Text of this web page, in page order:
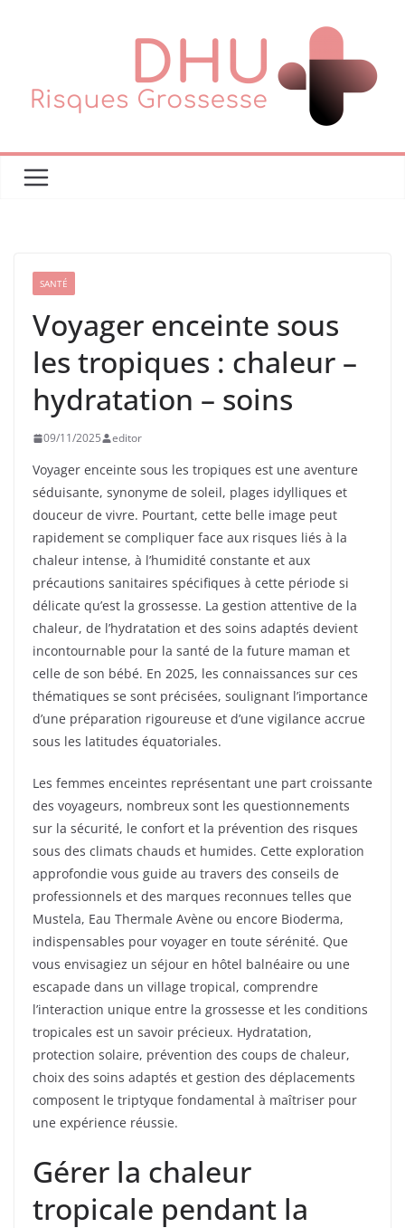
SANTÉ
Voyager enceinte sous
les tropiques : chaleur –
hydratation – soins
09/11/2025 editor
Voyager enceinte sous les tropiques est une aventure
séduisante, synonyme de soleil, plages idylliques et
douceur de vivre. Pourtant, cette belle image peut
rapidement se compliquer face aux risques liés à la
chaleur intense, à l’humidité constante et aux
précautions sanitaires spécifiques à cette période si
délicate qu’est la grossesse. La gestion attentive de la
chaleur, de l’hydratation et des soins adaptés devient
incontournable pour la santé de la future maman et
celle de son bébé. En 2025, les connaissances sur ces
thématiques se sont précisées, soulignant l’importance
d’une préparation rigoureuse et d’une vigilance accrue
sous les latitudes équatoriales.
Les femmes enceintes représentant une part croissante
des voyageurs, nombreux sont les questionnements
sur la sécurité, le confort et la prévention des risques
sous des climats chauds et humides. Cette exploration
approfondie vous guide au travers des conseils de
professionnels et des marques reconnues telles que
Mustela, Eau Thermale Avène ou encore Bioderma,
indispensables pour voyager en toute sérénité. Que
vous envisagiez un séjour en hôtel balnéaire ou une
escapade dans un village tropical, comprendre
l’interaction unique entre la grossesse et les conditions
tropicales est un savoir précieux. Hydratation,
protection solaire, prévention des coups de chaleur,
choix des soins adaptés et gestion des déplacements
composent le triptyque fondamental à maîtriser pour
une expérience réussie.
Gérer la chaleur
tropicale pendant la